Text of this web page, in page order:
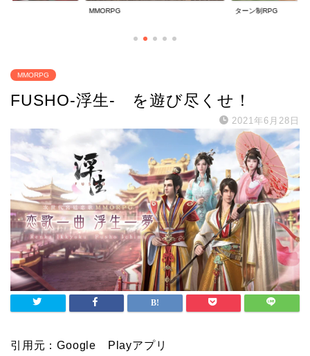
ターン制RPG 放置系RPG
MMORPG
FUSHO-浮生- を遊び尽くせ！
2021年6月28日
引用元：Google Playアプリ